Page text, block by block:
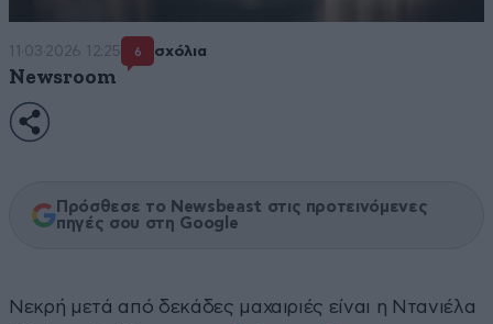
11·03·2026 12:25 6 σχόλια
Newsroom
Πρόσθεσε το Newsbeast στις προτεινόμενες
πηγές σου στη Google
Νεκρή μετά από δεκάδες μαχαιριές είναι η Ντανιέλα